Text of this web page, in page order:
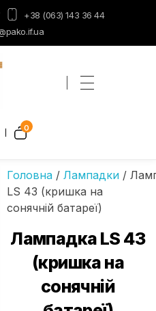
+38 (063) 143 36 44
0
Головна/ Лампадки/
LS 43 (кришка на
сонячній батареї)
Лампадка LS 43
(кришка на
сонячній